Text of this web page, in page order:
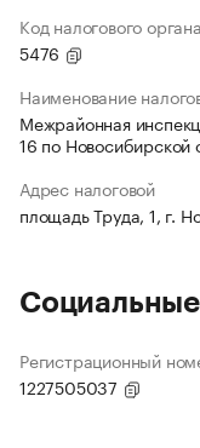
Код налогового органа
5476
Наименование
Межрайонная
16 по Новосибирской
Адрес налоговой
площадь Труда, 1, г.
Регистрационный
1227505037